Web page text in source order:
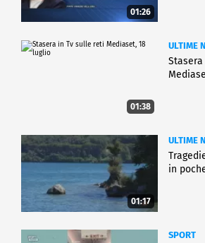
01:26
01:38
ULTIME
01:17
ULTIME
in
SPORT